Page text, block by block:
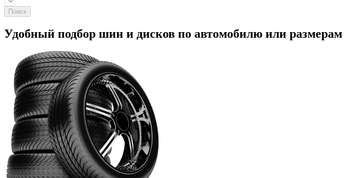
Поиск
Удобный подбор шин и дисков по автомобилю или размерам